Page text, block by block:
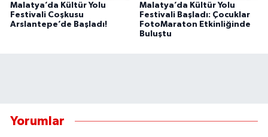
Malatya’da Kültür Yolu
Festivali Coşkusu
Arslantepe’de Başladı!
Malatya’da Kültür Yolu
Festivali Başladı: Çocuklar
FotoMaraton Etkinliğinde
Buluştu
Yorumlar